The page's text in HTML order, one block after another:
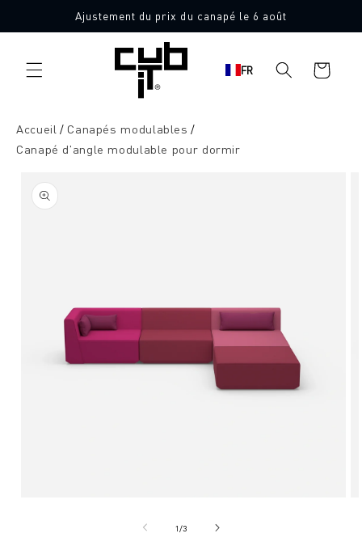
directement
au contenu
Ajustement du prix du canapé le 6 août
FR
Panier
d'achat
Accueil
Canapés modulables
Canapé d'angle modulable pour dormir
l'information
sur le
produit
1/de
3
Fabriqué en Allemagne 🖤